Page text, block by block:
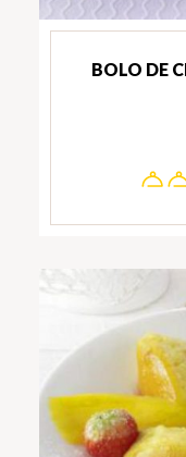
BOLO DE